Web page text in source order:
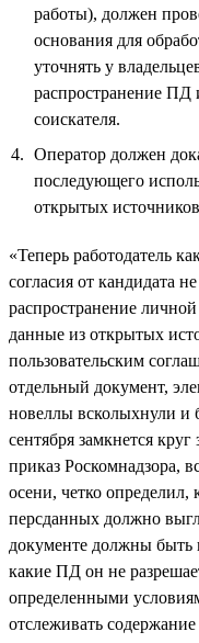
работы), должен
основания для
уточнять у
распространение ПД
соискателя.
Оператор должен
последующего
открытых
«Теперь работодатель
согласия от кандидата
распространение
данные из открытых
пользовательским
отдельный документ,
новеллы всколыхнули и
сентября замкнется
приказ Роскомнадзора,
осени, четко определил,
персданных должно
документе должны быть
какие ПД он не
определенными
отслеживать